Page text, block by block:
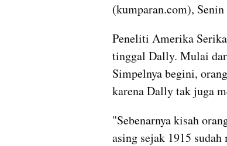
(kumparan.com),
Peneliti Amerika
tinggal Dally. Mulai
Simpelnya begini,
karena Dally tak juga
"Sebenarnya kisah
asing sejak 1915